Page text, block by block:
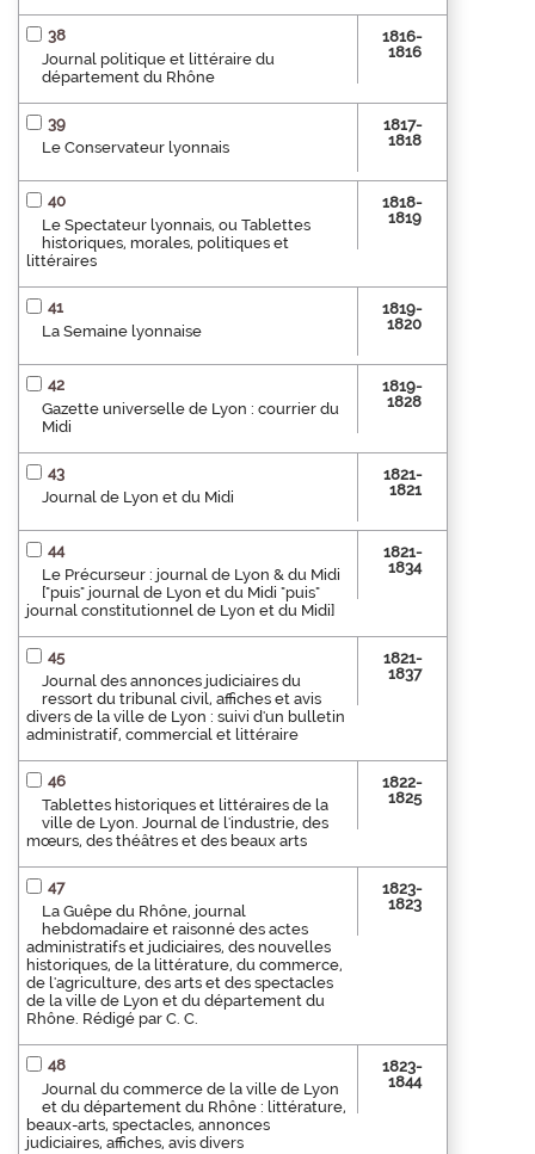
38
Journal politique et littéraire du
département du Rhône
1816-
1816
39
Le Conservateur lyonnais
1817-
1818
40
Le Spectateur lyonnais, ou Tablettes
historiques, morales, politiques et
littéraires
1818-
1819
41
La Semaine lyonnaise
1819-
1820
42
Gazette universelle de Lyon : courrier du
Midi
1819-
1828
43
Journal de Lyon et du Midi
1821-
1821
44
Le Précurseur : journal de Lyon & du Midi
["puis" journal de Lyon et du Midi "puis"
journal constitutionnel de Lyon et du Midi]
1821-
1834
45
Journal des annonces judiciaires du
ressort du tribunal civil, affiches et avis
divers de la ville de Lyon : suivi d'un bulletin
administratif, commercial et littéraire
1821-
1837
46
Tablettes historiques et littéraires de la
ville de Lyon. Journal de l'industrie, des
mœurs, des théâtres et des beaux arts
1822-
1825
47
La Guêpe du Rhône, journal
hebdomadaire et raisonné des actes
administratifs et judiciaires, des nouvelles
historiques, de la littérature, du commerce,
de l'agriculture, des arts et des spectacles
de la ville de Lyon et du département du
Rhône. Rédigé par C. C.
1823-
1823
48
Journal du commerce de la ville de Lyon
et du département du Rhône : littérature,
beaux-arts, spectacles, annonces
judiciaires, affiches, avis divers
1823-
1844